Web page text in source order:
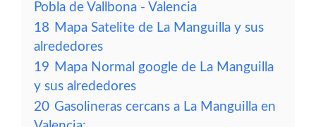
Pobla de Vallbona - Valencia
18 Mapa Satelite de La Manguilla y sus
alrededores
19 Mapa Normal google de La Manguilla
y sus alrededores
20 Gasolineras cercans a La Manguilla en